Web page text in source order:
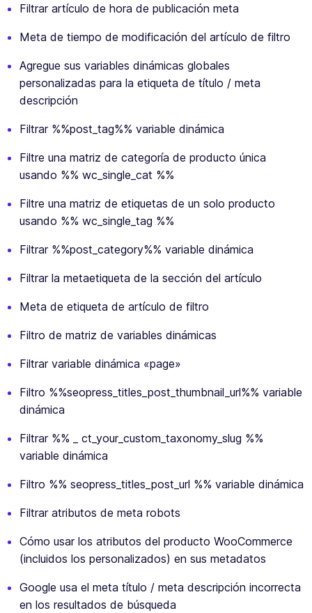
Filtrar artículo de hora de publicación meta
Meta de tiempo de modificación del artículo de filtro
Agregue sus variables dinámicas globales
personalizadas para la etiqueta de título / meta
descripción
Filtrar %%post_tag%% variable dinámica
Filtre una matriz de categoría de producto única
usando %% wc_single_cat %%
Filtre una matriz de etiquetas de un solo producto
usando %% wc_single_tag %%
Filtrar %%post_category%% variable dinámica
Filtrar la metaetiqueta de la sección del artículo
Meta de etiqueta de artículo de filtro
Filtro de matriz de variables dinámicas
Filtrar variable dinámica «page»
Filtro %%seopress_titles_post_thumbnail_url%% variable
dinámica
Filtrar %% _ ct_your_custom_taxonomy_slug %%
variable dinámica
Filtro %% seopress_titles_post_url %% variable dinámica
Filtrar atributos de meta robots
Cómo usar los atributos del producto WooCommerce
(incluidos los personalizados) en sus metadatos
Google usa el meta título / meta descripción incorrecta
en los resultados de búsqueda